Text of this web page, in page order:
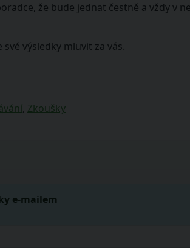
že bude jednat čestně a vždy v
výsledky mluvit za vás.
, Zkoušky
e-mailem